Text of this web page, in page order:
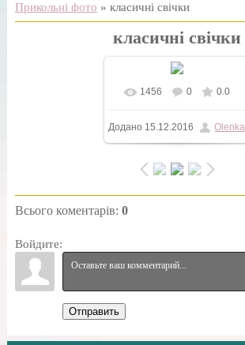
Прикольні фото » класичні свічки
класичні свічки
У реальному розмірі
600x500/ 26.8Kb
1456 0 0.0
Додано 15.12.2016 Olenka
Всього коментарів: 0
Войдите:
Отправить